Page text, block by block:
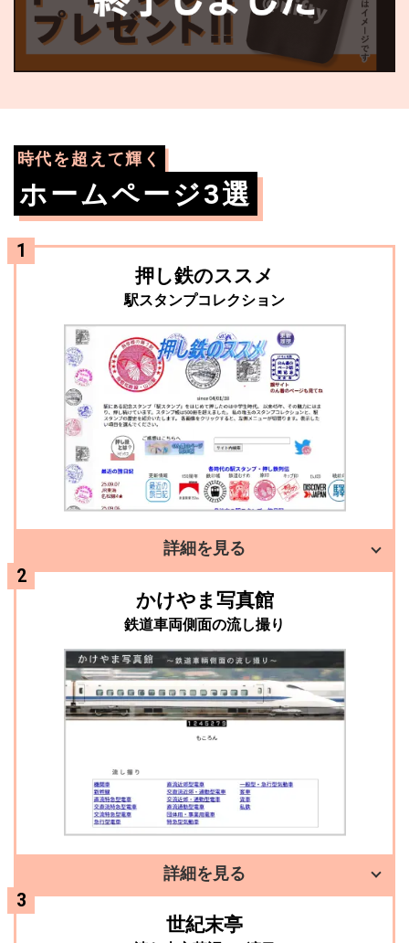
時代を超えて輝く
ホームページ3選
押し鉄のススメ
駅スタンプコレクション
詳細を見る
かけやま写真館
鉄道車両側面の流し撮り
詳細を見る
世紀末亭